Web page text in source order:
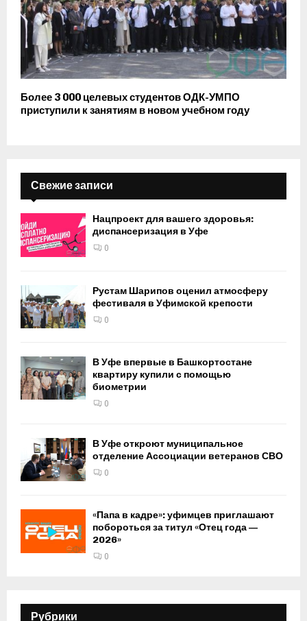
Более 3 000 целевых студентов ОДК-УМПО
приступили к занятиям в новом учебном году
Свежие записи
Нацпроект для вашего здоровья:
диспансеризация в Уфе
0
Рустам Шарипов оценил атмосферу
фестиваля в Уфимской крепости
0
В Уфе впервые в Башкортостане
квартиру купили с помощью
биометрии
0
В Уфе откроют муниципальное
отделение Ассоциации ветеранов СВО
0
«Папа в кадре»: уфимцев приглашают
побороться за титул «Отец года —
2026»
0
Рубрики